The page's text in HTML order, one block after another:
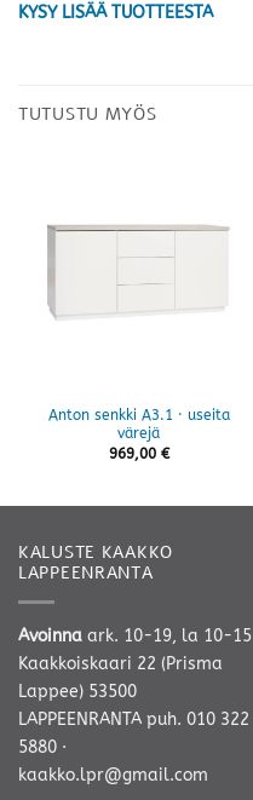
KYSY LISÄÄ TUOTTEESTA
TUTUSTU MYÖS
Anton senkki A3.1 · useita
värejä
969,00 €
KALUSTE KAAKKO
LAPPEENRANTA
Avoinna ark. 10-19, la 10-15
Kaakkoiskaari 22 (Prisma
Lappee) 53500
LAPPEENRANTA puh. 010 322
5880 ·
kaakko.lpr@gmail.com